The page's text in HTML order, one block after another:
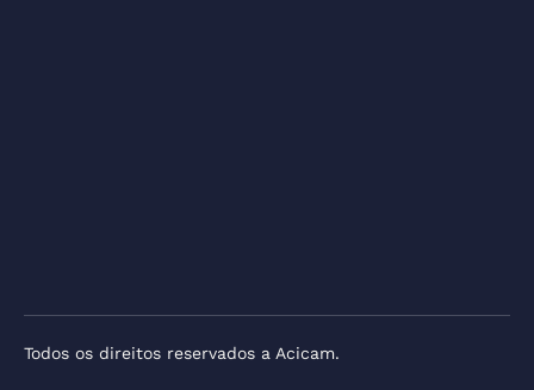
Todos os direitos reservados a Acicam.